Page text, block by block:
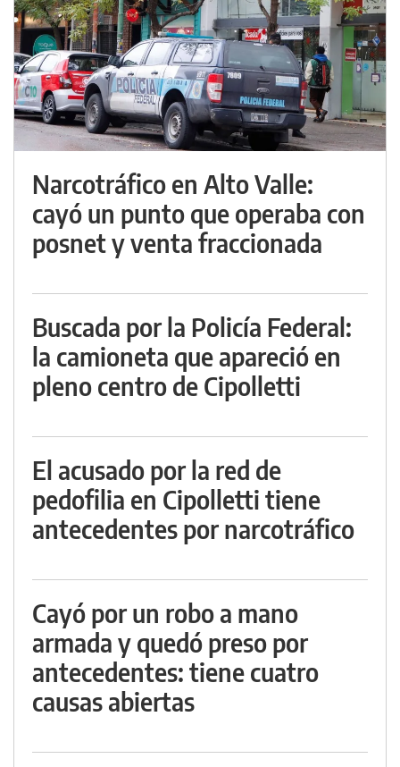
Narcotráfico en Alto Valle:
cayó un punto que operaba con
posnet y venta fraccionada
Buscada por la Policía Federal:
la camioneta que apareció en
pleno centro de Cipolletti
El acusado por la red de
pedofilia en Cipolletti tiene
antecedentes por narcotráfico
Cayó por un robo a mano
armada y quedó preso por
antecedentes: tiene cuatro
causas abiertas